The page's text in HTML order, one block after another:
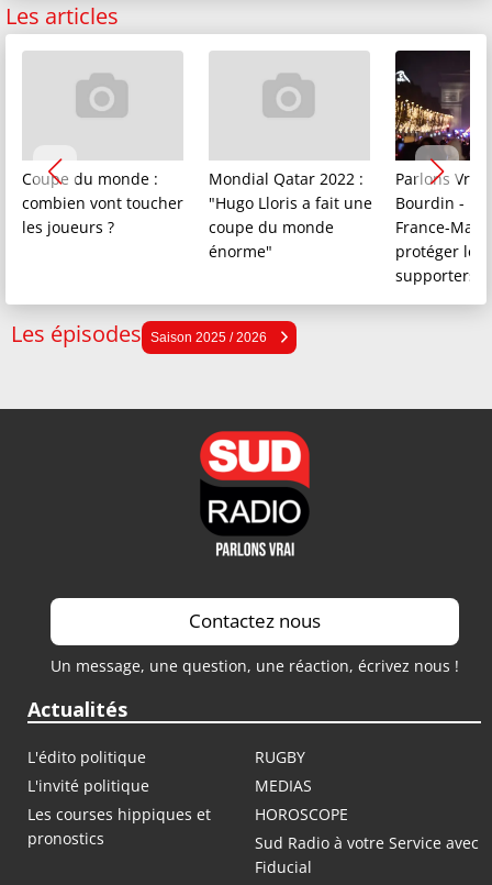
Les articles
Coupe du monde :
combien vont toucher
les joueurs ?
Mondial Qatar 2022 :
"Hugo Lloris a fait une
coupe du monde
énorme"
Parlons Vrai
Bourdin -
France-
protéger les
supporters"
Les épisodes Saison 2025 / 2026
Saison 2023 / 2024
Contactez nous
Un message, une question, une réaction, écrivez nous !
Actualités
L'édito politique
RUGBY
L'invité politique
MEDIAS
Les courses hippiques et
pronostics
HOROSCOPE
Sud Radio à votre Service avec
Fiducial